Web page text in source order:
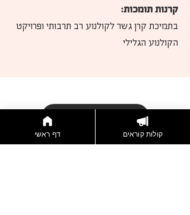
קרנות תומכות:
בתמיכת קרן גשר לקולנוע רב תרבותי ופרויקט
הקולנוע הגלילי
הצטרפות לניוזלטר
דף ראשי קולות קוראים